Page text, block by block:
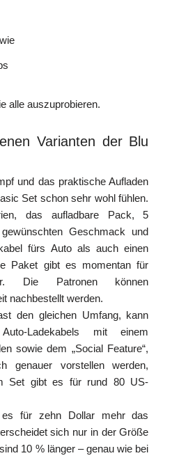
alle auszuprobieren.
Varianten der Blu
und das praktische Aufladen
Set schon sehr wohl fühlen.
das aufladbare Pack, 5
Geschmack und
fürs Auto als auch einen
Paket gibt es momentan für
Die Patronen können
nachbestellt werden.
den gleichen Umfang, kann
Ladekabels mit einem
sowie dem „Social Feature“,
genauer vorstellen werden,
Set gibt es für rund 80 US-
für zehn Dollar mehr das
sich nur in der Größe
10 % länger – genau wie bei